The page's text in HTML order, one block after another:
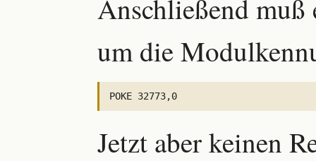
Anschließend
um die
Jetzt aber keinen